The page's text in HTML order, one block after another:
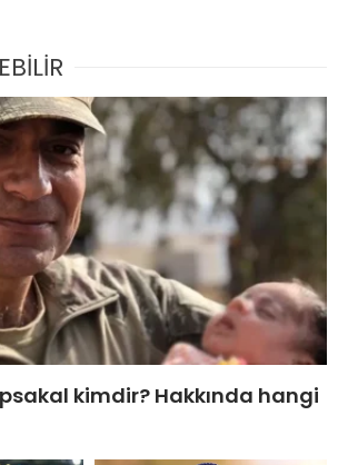
kimdir? Hakkında hangi